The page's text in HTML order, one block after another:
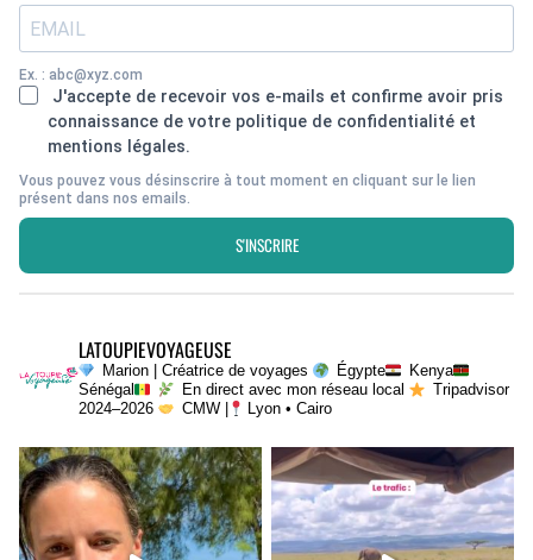
Ex. : abc@xyz.com
J'accepte de recevoir vos e-mails et confirme avoir pris
connaissance de votre politique de confidentialité et
mentions légales.
Vous pouvez vous désinscrire à tout moment en cliquant sur le lien
présent dans nos emails.
S'INSCRIRE
LATOUPIEVOYAGEUSE
Marion | Créatrice de voyages Égypte
Kenya
Sénégal
En direct avec mon réseau local
Tripadvisor
2024–2026
CMW | Lyon • Cairo